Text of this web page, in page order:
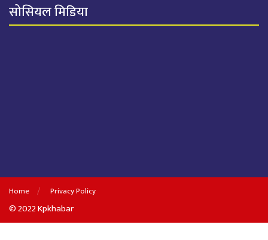
सोसियल मिडिया
Home Privacy Policy
© 2022 Kpkhabar